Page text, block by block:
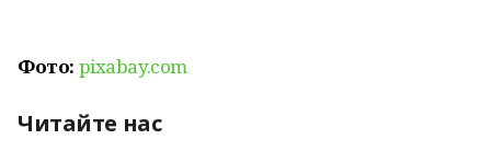
Фото: pixabay.com
Читайте нас